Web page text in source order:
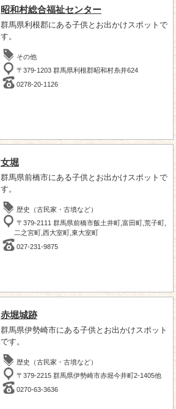
昭和村総合福祉センター
群馬県利根郡にある子供とお出かけスポットで
す。
その他
〒379-1203 群馬県利根郡昭和村糸井624
0278-20-1126
女堀
群馬県前橋市にある子供とお出かけスポットで
す。
歴史（古民家・古墳など）
〒379-2111 群馬県前橋市飯土井町,富田町,荒子町,
二之宮町,西大室町,東大室町
027-231-9875
赤堀城跡
群馬県伊勢崎市にある子供とお出かけスポット
です。
歴史（古民家・古墳など）
〒379-2215 群馬県伊勢崎市赤堀今井町2-1405他
0270-63-3636